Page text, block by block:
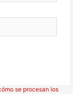
se procesan los